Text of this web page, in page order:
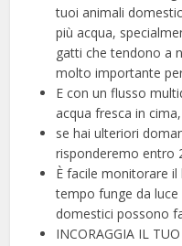
tuoi animali
più acqua,
gatti che tendono a
molto importante
E con un flusso
acqua fresca in
se hai ulteriori
risponderemo entro
È facile monitorare il
tempo funge da
domestici possono
INCORAGGIA IL